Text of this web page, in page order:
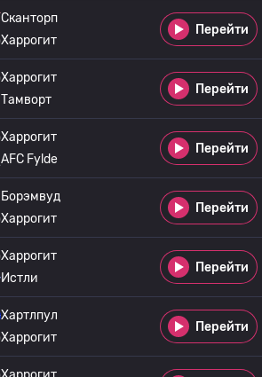
Сканторп
Харрогит
Перейти
Харрогит
Тамворт
Перейти
Харрогит
AFC Fylde
Перейти
Борэмвуд
Харрогит
Перейти
Харрогит
Истли
Перейти
Хартлпул
Харрогит
Перейти